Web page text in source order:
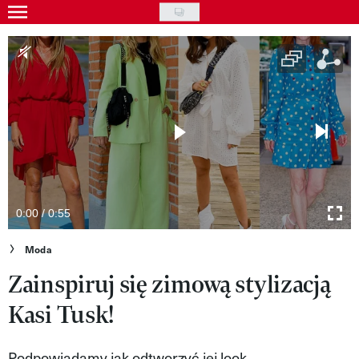
Skip
to
main
content
Gwiazdy
Ludzie
Moda
Uroda
Styl życia
Kultura
Wideo
Nasze akcje
VIVA!ART
0:00 / 0:55
Moda
Zainspiruj się zimową stylizacją
Kasi Tusk!